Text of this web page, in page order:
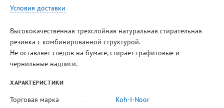
Условия доставки
Высококачественная трехслойная натуральная стирательная
резинка с комбинированной структурой.
Не оставляет следов на бумаге, стирает графитовые и
чернильные надписи.
ХАРАКТЕРИСТИКИ
Торговая марка
Koh-I-Noor